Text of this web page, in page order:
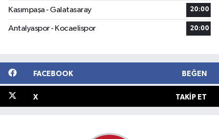
Kasımpaşa - Galatasaray 20:00
Antalyaspor - Kocaelispor 20:00
FACEBOOK BEĞEN
X TAKIP ET